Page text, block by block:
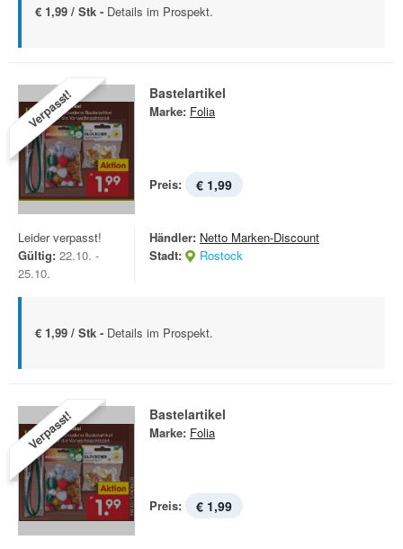
€ 1,99 / Stk - Details im Prospekt.
Verpasst! Bastelartikel
Marke: Folia
Preis: € 1,99
Leider verpasst!
Gültig: 22.10. -
25.10.
Händler: Netto Marken-Discount
Stadt:
Rostock
€ 1,99 / Stk - Details im Prospekt.
Verpasst! Bastelartikel
Marke: Folia
Preis: € 1,99